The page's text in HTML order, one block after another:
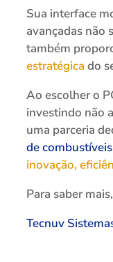
Sua interface
avançadas não
também
estratégica do
Ao escolher o
investindo não
uma parceria
de combustíveis
inovação,
Para saber
Tecnuv